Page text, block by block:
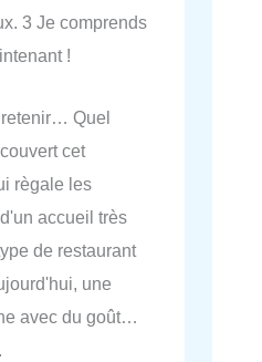
3 Je comprends
!
Quel
cet
règale les
accueil très
de restaurant
une
avec du goût…